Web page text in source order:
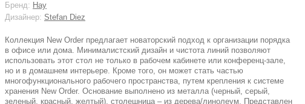
Бренд: Hay
Дизайнер: Stefan Diez
Коллекция New Order предлагает новаторский подход к организации порядка
в офисе или дома. Минималистский дизайн и чистота линий позволяют
использовать этот стол не только в рабочем кабинете или конференц-зале,
но и в домашнем интерьере. Кроме того, он может стать частью
многофункционального рабочего пространства, путем крепления к системе
хранения New Order. Основание выполнено из металла (черный, серый,
зеленый, красный, желтый), столешница – из дерева/линолеум. Представлен